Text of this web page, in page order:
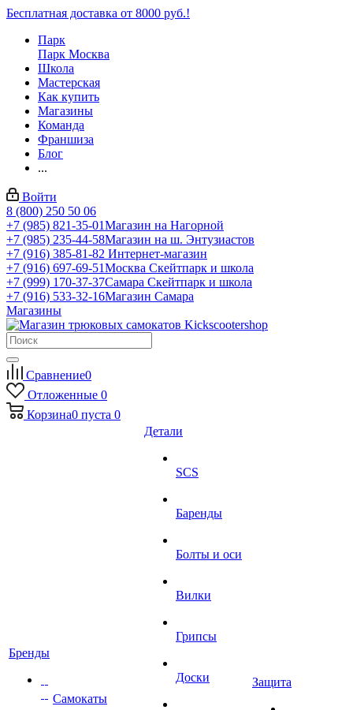
Бесплатная доставка от 8000 руб.!
Парк
Парк Москва
Школа
Мастерская
Как купить
Магазины
Команда
Франшиза
Блог
...
Войти
8 (800) 250 50 06
+7 (985) 821-35-01Магазин на Нагорной
+7 (985) 235-44-58Магазин на ш. Энтузиастов
+7 (916) 385-81-82 Интернет-магазин
+7 (916) 697-69-51Москва Скейтпарк и школа
+7 (999) 170-37-37Самара Скейтпарк и школа
+7 (916) 533-32-16Магазин Самара
Магазины
Сравнение0
Отложенные 0
Корзина0 пуста 0
Бренды
Самокаты
Детали
SCS
Баренды
Болты и оси
Вилки
Грипсы
Доски Защита